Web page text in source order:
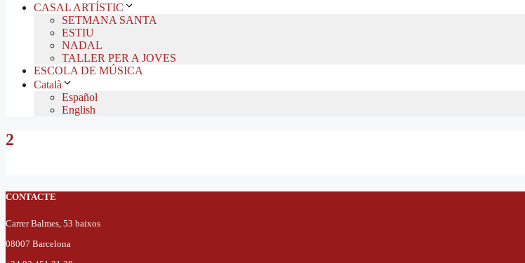
CASAL ARTÍSTIC
SETMANA SANTA
ESTIU
NADAL
TALLER PER A JOVES
ESCOLA DE MÚSICA
Català
Español
English
2
CONTACTE
Carrer Balmes, 53 baixos
08007 Barcelona